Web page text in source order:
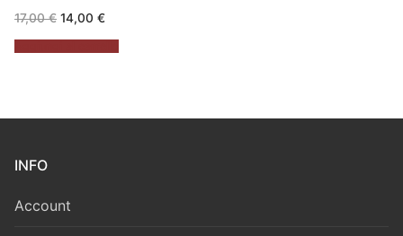
17,00€ Il
prezzo
originale
era:
14,00 €Il
attuale
è:
INFO
Account